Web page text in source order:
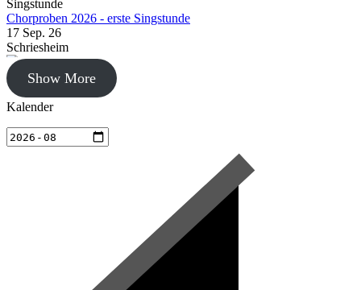
Chorproben 2026 - erste Singstunde
17 Sep. 26
Schriesheim
Chorproben 2026
24 Sep. 26
Show More
Kalender